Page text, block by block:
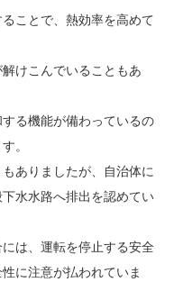
ことで、熱効率を高めて
けこんでいることもあ
る機能が備わっているの
。
ありましたが、自治体に
水水路へ排出を認めてい
は、運転を停止する安全
に注意が払われていま